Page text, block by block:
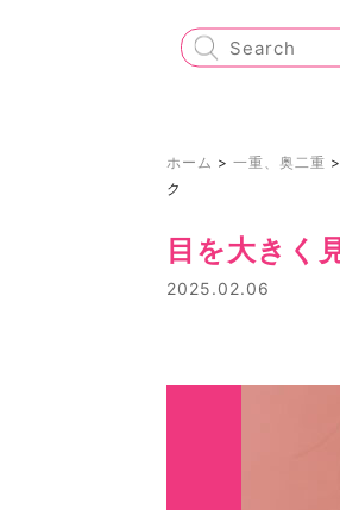
ホーム > 一重、奥二重 >
ク
目を大きく
2025.02.06